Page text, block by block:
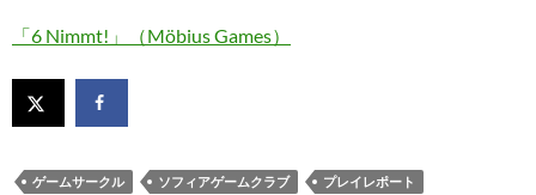
「6 Nimmt!」（Möbius Games）
ゲームサークル ソフィアゲームクラブ プレイレポート